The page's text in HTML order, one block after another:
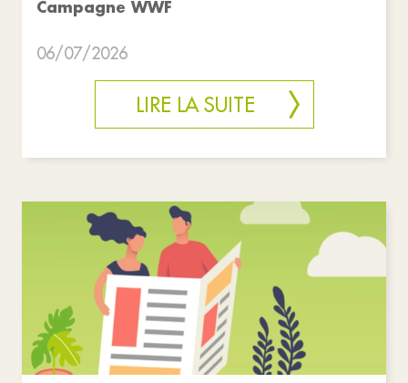
Campagne WWF
06/07/2026
LIRE LA SUITE